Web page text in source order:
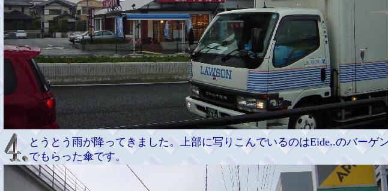
とうとう雨が降ってきました。上部に写りこんでいるのはEide..のバーゲ
でもらった傘です。